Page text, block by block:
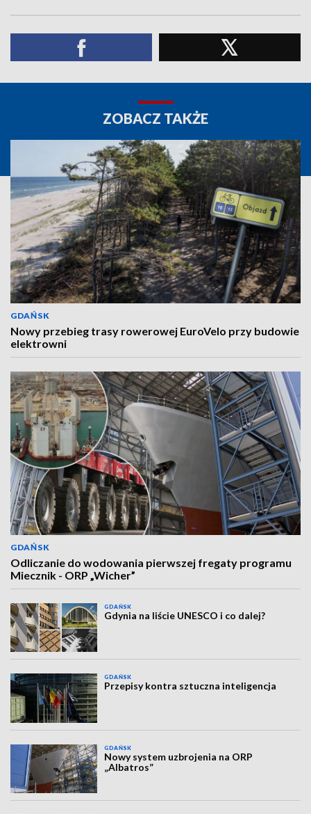
ZOBACZ TAKŻE
GDAŃSK
Nowy przebieg trasy rowerowej EuroVelo przy budowie
elektrowni
GDAŃSK
Odliczanie do wodowania pierwszej fregaty programu
Miecznik - ORP „Wicher”
GDAŃSK
Gdynia na liście UNESCO i co dalej?
GDAŃSK
Przepisy kontra sztuczna inteligencja
GDAŃSK
Nowy system uzbrojenia na ORP
„Albatros”